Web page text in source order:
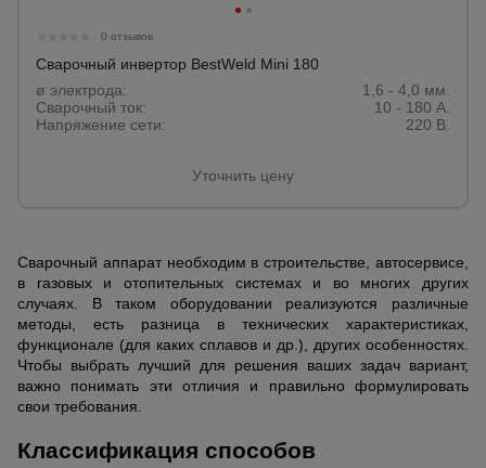
0 отзывов
Сварочный инвертор BestWeld Mini 180
ø электрода:
1,6 - 4,0 мм.
Сварочный ток:
10 - 180 А.
Напряжение сети:
220 В.
Уточнить цену
Сварочный аппарат необходим в строительстве, автосервисе,
в газовых и отопительных системах и во многих других
случаях. В таком оборудовании реализуются различные
методы, есть разница в технических характеристиках,
функционале (для каких сплавов и др.), других особенностях.
Чтобы выбрать лучший для решения ваших задач вариант,
важно понимать эти отличия и правильно формулировать
свои требования.
Классификация способов